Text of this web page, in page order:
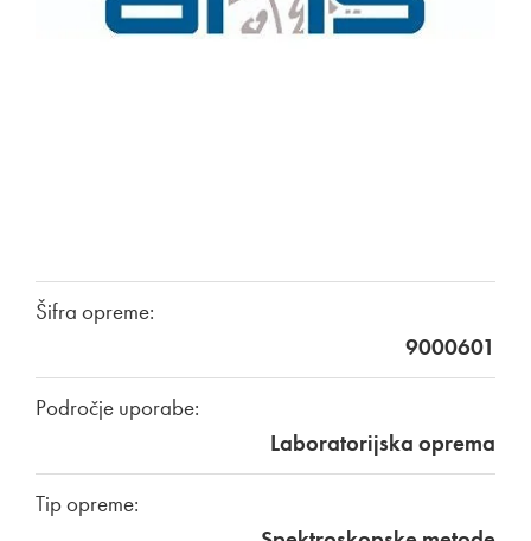
Šifra opreme:
9000601
Področje uporabe:
Laboratorijska oprema
Tip opreme: